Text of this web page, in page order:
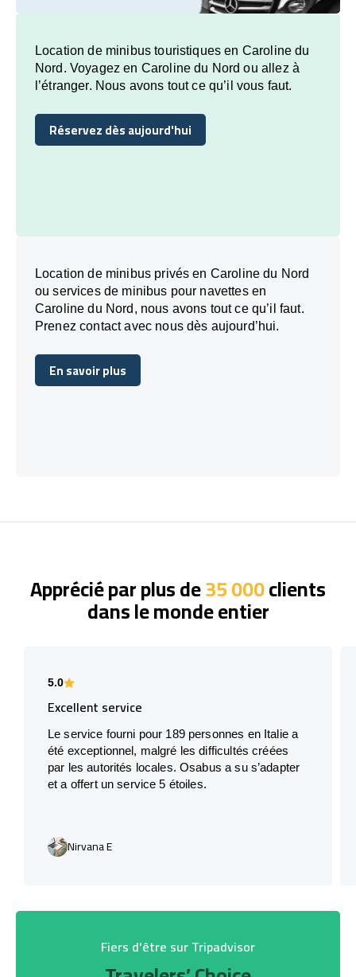
Location de minibus touristiques en Caroline du
Nord. Voyagez en Caroline du Nord ou allez à
l’étranger. Nous avons tout ce qu’il vous faut.
Réservez dès aujourd'hui
Réservez dès aujourd'hui
Location de minibus privés en Caroline du Nord
ou services de minibus pour navettes en
Caroline du Nord, nous avons tout ce qu’il faut.
Prenez contact avec nous dès aujourd’hui.
En savoir plus
En savoir plus
Apprécié par plus de35 000clients
dans le monde entier
5.0
Excellent service
Le service fourni pour 189 personnes en Italie a
été exceptionnel, malgré les difficultés créées
par les autorités locales. Osabus a su s’adapter
et a offert un service 5 étoiles.
Nirvana E
Fiers d'être sur Tripadvisor